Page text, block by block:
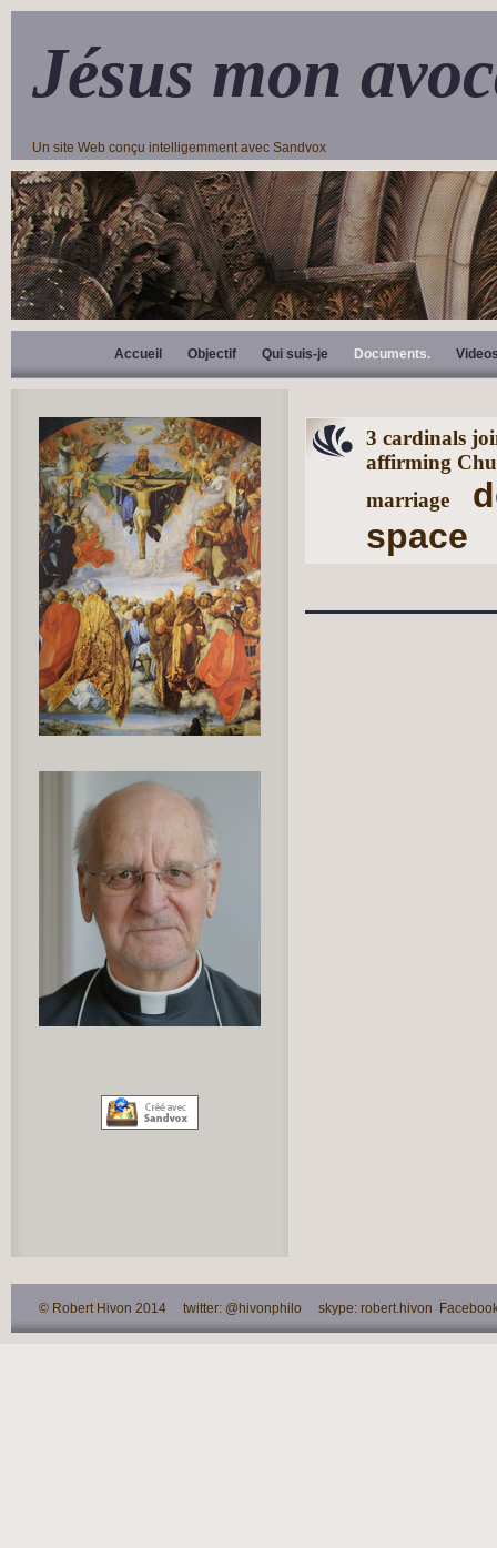
Jésus mon
Un site Web conçu intelligemment avec Sandvox
Accueil Objectif Qui suis-je Documents.
3 cardinals
affirming
marriage
space
© Robert Hivon 2014 twitter: @hivonphilo skype: robert.hivon